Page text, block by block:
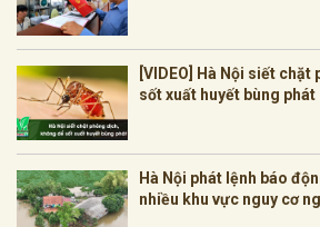
[VIDEO] Hà Nội siết
sốt xuất huyết bùng phát
Hà Nội phát lệnh báo
nhiều khu vực nguy cơ